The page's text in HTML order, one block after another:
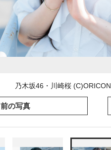
乃木坂46・川崎桜
前の写真